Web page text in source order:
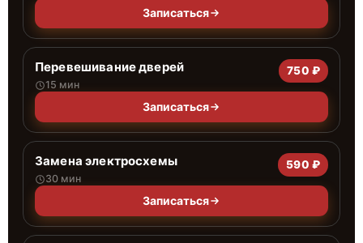
Записаться
Перевешивание дверей
15 мин
750 ₽
Записаться
Замена электросхемы
30 мин
590 ₽
Записаться